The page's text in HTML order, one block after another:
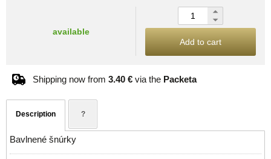
available
Add to cart
Shipping now from 3.40 € via the Packeta
Description ?
Bavlnené šnúrky